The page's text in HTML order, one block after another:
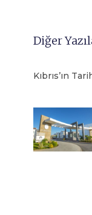
Diğer
Kıbrıs’ın